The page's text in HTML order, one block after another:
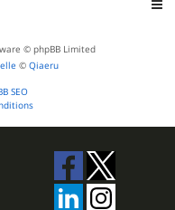
© phpBB Limited
© Qiaeru
SEO